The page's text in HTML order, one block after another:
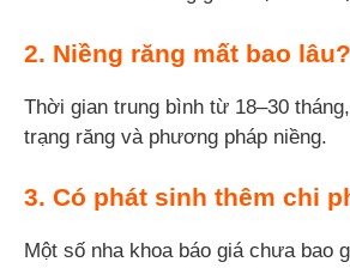
2. Niềng răng mất bao lâu?
Thời gian trung bình từ 18–30
trạng răng và phương pháp niềng.
3. Có phát sinh thêm chi
Một số nha khoa báo giá chưa bao